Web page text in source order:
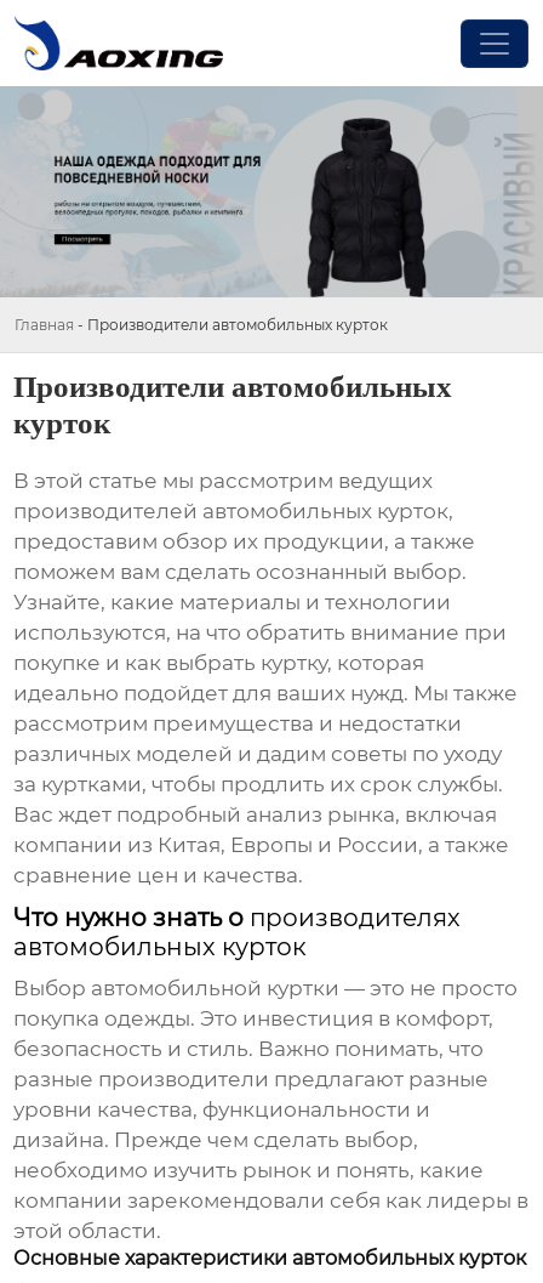
Главная - Производители автомобильных курток
Производители автомобильных
курток
В этой статье мы рассмотрим ведущих
производителей автомобильных курток,
предоставим обзор их продукции, а также
поможем вам сделать осознанный выбор.
Узнайте, какие материалы и технологии
используются, на что обратить внимание при
покупке и как выбрать куртку, которая
идеально подойдет для ваших нужд. Мы также
рассмотрим преимущества и недостатки
различных моделей и дадим советы по уходу
за куртками, чтобы продлить их срок службы.
Вас ждет подробный анализ рынка, включая
компании из Китая, Европы и России, а также
сравнение цен и качества.
Что нужно знать о производителях
автомобильных курток
Выбор автомобильной куртки — это не просто
покупка одежды. Это инвестиция в комфорт,
безопасность и стиль. Важно понимать, что
разные производители предлагают разные
уровни качества, функциональности и
дизайна. Прежде чем сделать выбор,
необходимо изучить рынок и понять, какие
компании зарекомендовали себя как лидеры в
этой области.
Основные характеристики автомобильных курток